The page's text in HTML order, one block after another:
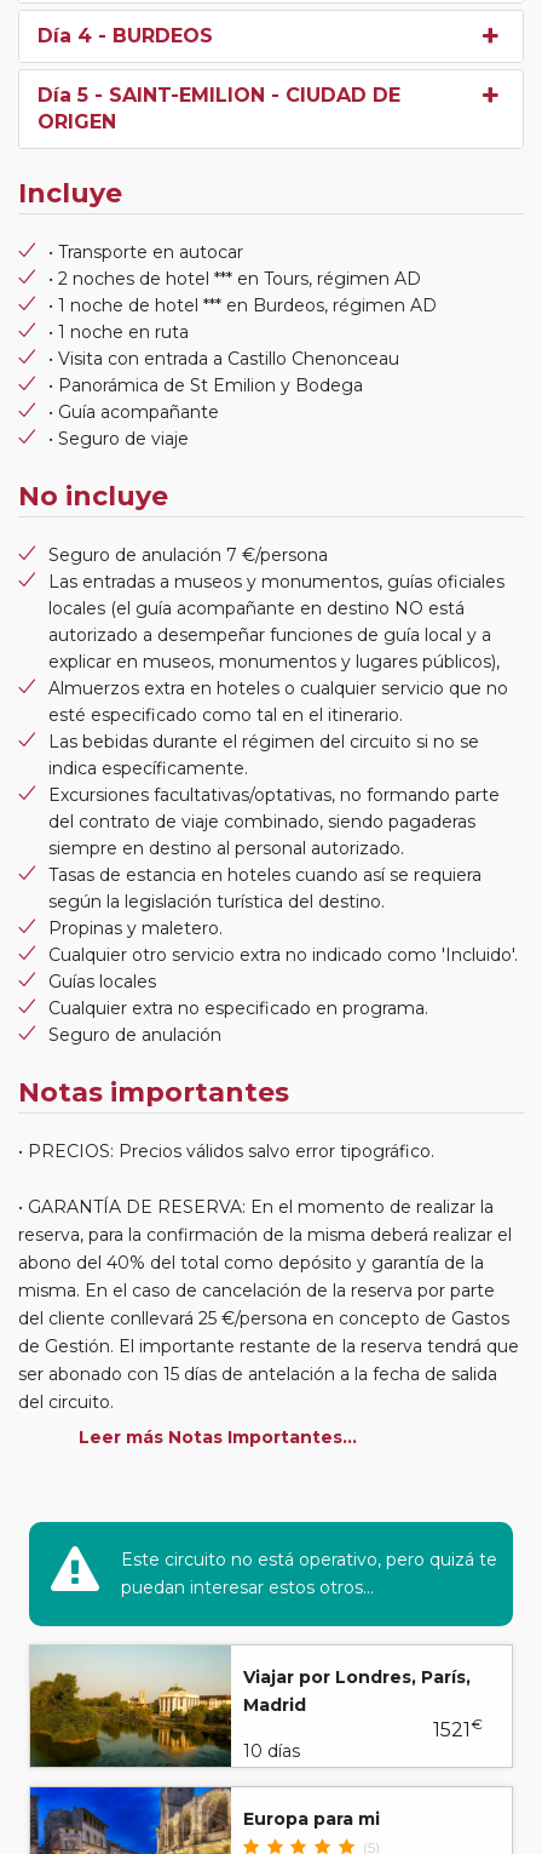
Día 4 - BURDEOS
Día 5 - SAINT-EMILION - CIUDAD DE
ORIGEN
Incluye
• Transporte en autocar
• 2 noches de hotel *** en Tours, régimen AD
• 1 noche de hotel *** en Burdeos, régimen AD
• 1 noche en ruta
• Visita con entrada a Castillo Chenonceau
• Panorámica de St Emilion y Bodega
• Guía acompañante
• Seguro de viaje
No incluye
Seguro de anulación 7 €/persona
Las entradas a museos y monumentos, guías oficiales
locales (el guía acompañante en destino NO está
autorizado a desempeñar funciones de guía local y a
explicar en museos, monumentos y lugares públicos),
Almuerzos extra en hoteles o cualquier servicio que no
esté especificado como tal en el itinerario.
Las bebidas durante el régimen del circuito si no se
indica específicamente.
Excursiones facultativas/optativas, no formando parte
del contrato de viaje combinado, siendo pagaderas
siempre en destino al personal autorizado.
Tasas de estancia en hoteles cuando así se requiera
según la legislación turística del destino.
Propinas y maletero.
Cualquier otro servicio extra no indicado como 'Incluido'.
Guías locales
Cualquier extra no especificado en programa.
Seguro de anulación
Notas importantes
• PRECIOS: Precios válidos salvo error tipográfico.
• GARANTÍA DE RESERVA: En el momento de realizar la
reserva, para la confirmación de la misma deberá realizar el
abono del 40% del total como depósito y garantía de la
misma. En el caso de cancelación de la reserva por parte
del cliente conllevará 25 €/persona en concepto de Gastos
de Gestión. El importante restante de la reserva tendrá que
ser abonado con 15 días de antelación a la fecha de salida
del circuito.
de salida y sus correspondientes retornos. Los horarios de
salida se adaptarán para cada fecha concreta, en función de
los puntos de recogida existentes ese día (se confirmarán 5
días antes de cada salida). De igual forma, el horario de
regreso será en función del horario de llegada al punto más
alejado. Tanto en el viaje de ida como de regreso,
VIAJAS.COM ni nuestros representantes en destino no se
responsabilizan de posibles demoras debido a
circunstancias imprevisibles en la Red Nacional de
Carreteras (mal tiempo, atascos, obras, etc.), por ello la hora
indicada deberá entenderse como hora prevista.
Leer más Notas Importantes...
Este circuito no está operativo, pero quizá te
puedan interesar estos otros...
Viajar por Londres, París,
Madrid
10 días
1521€
Europa para mi
(5)